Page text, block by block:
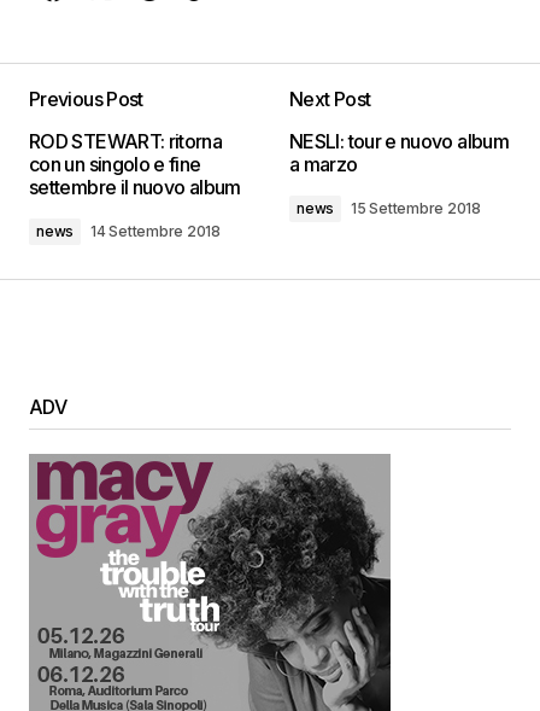
Previous Post
ROD STEWART: ritorna
con un singolo e fine
settembre il nuovo album
news 14 Settembre 2018
Next Post
NESLI: tour e nuovo album
a marzo
news 15 Settembre 2018
ADV